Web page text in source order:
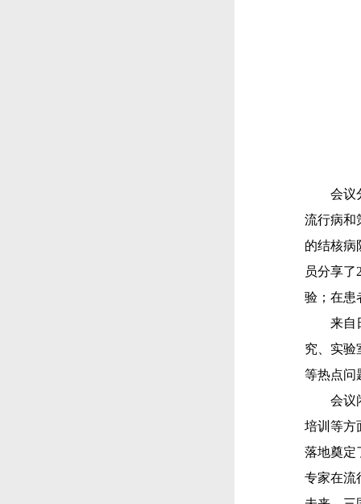
会议
流行病和
的结核病
员分享
验；在患
来自
究、实验
等热点问
会议
培训等方
落地奠定
专家在流